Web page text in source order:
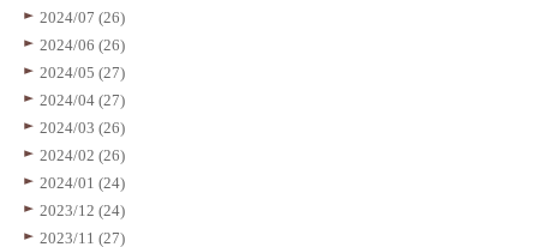
2024/07 (26)
2024/06 (26)
2024/05 (27)
2024/04 (27)
2024/03 (26)
2024/02 (26)
2024/01 (24)
2023/12 (24)
2023/11 (27)